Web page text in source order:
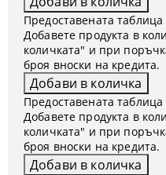
Предоставената
Добавете продукта в
количката" и при
броя вноски на кредита.
Предоставената
Добавете продукта в
количката" и при
броя вноски на кредита.